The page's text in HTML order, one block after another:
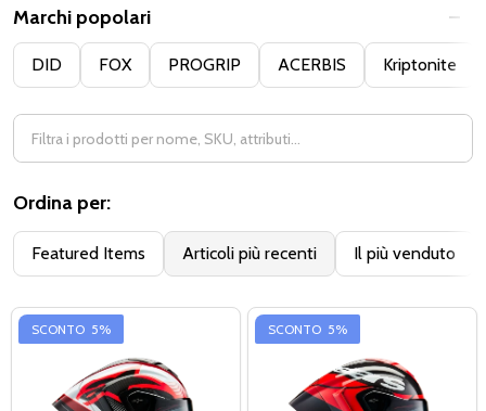
Filter
By
Marchi popolari
DID FOX PROGRIP ACERBIS Kriptonite
Ordina per:
Featured Items Articoli più recenti Il più venduto
SCONTO 5% SCONTO 5%